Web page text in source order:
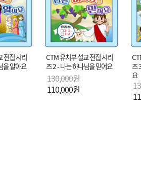
전집 시리
을 알아요
CTM 유치부 설교 전집 시리
즈 2 - 나는 하나님을 믿어요
130,000원
110,000원
즈
요